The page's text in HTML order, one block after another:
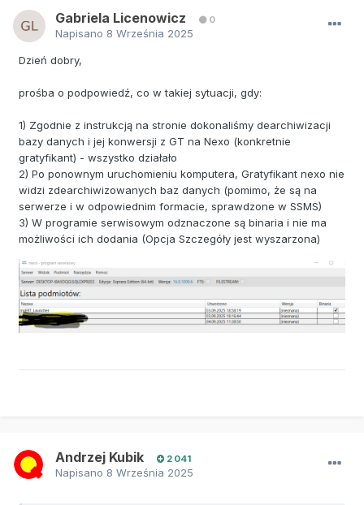
Gabriela Licenowicz 0
Napisano 8 Września 2025
Dzień dobry,
prośba o podpowiedź, co w takiej sytuacji, gdy:
1) Zgodnie z instrukcją na stronie dokonaliśmy dearchiwizacji
bazy danych i jej konwersji z GT na Nexo (konkretnie
gratyfikant) - wszystko działało
2) Po ponownym uruchomieniu komputera, Gratyfikant nexo nie
widzi zdearchiwizowanych baz danych (pomimo, że są na
serwerze i w odpowiednim formacie, sprawdzone w SSMS)
3) W programie serwisowym odznaczone są binaria i nie ma
możliwości ich dodania (Opcja Szczegóły jest wyszarzona)
Andrzej Kubik 2 041
Napisano 8 Września 2025